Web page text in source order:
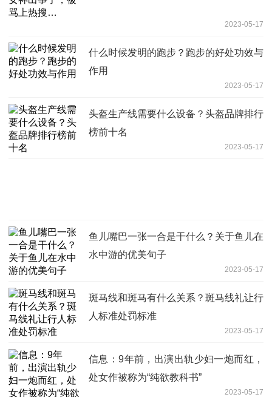
2023-05-17
什么时候发明的跑步？跑步的好处功效与
作用
2023-05-17
头盔生产线需要什么设备？头盔品牌排行
榜前十名
2023-05-17
鱼儿嘴巴一张一合是干什么？关于鱼儿在
水中游的优美句子
2023-05-17
斑马线和斑马有什么关系？斑马线礼让行
人标准处罚标准
2023-05-17
信息：9年前，出演出轨少妇一炮而红，
处女作被称为“纯欲教科书”
2023-05-17